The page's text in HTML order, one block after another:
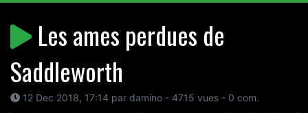
Les ames perdues de
Saddleworth
12 Dec 2018, 17:14 par damino - 4715 vues - 0 com.